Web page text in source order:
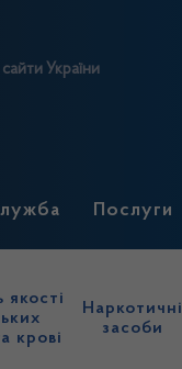
України
Послуги
якості
крові
Наркотичні
засоби